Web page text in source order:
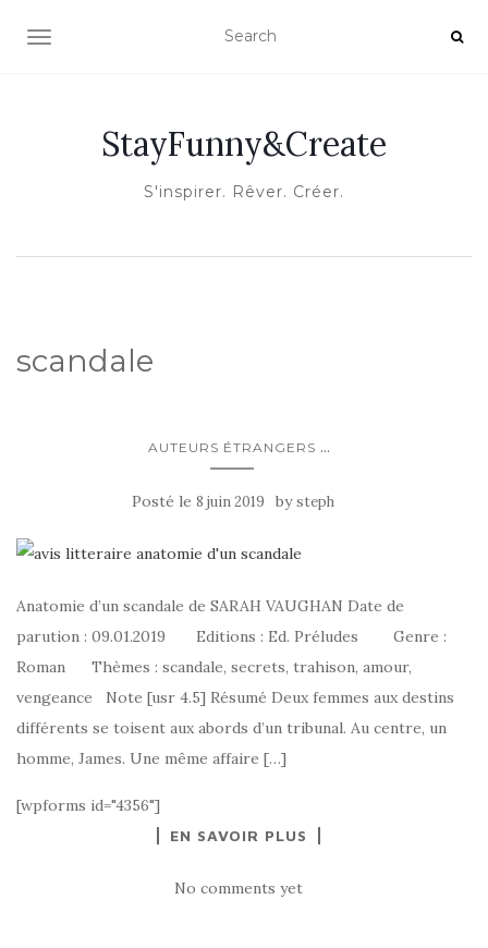
OUVRIR/FERMER LA NAVIGATION
StayFunny&Create
S'inspirer. Rêver. Créer.
scandale
AUTEURS ÉTRANGERS ...
Posté le 8 juin 2019 bysteph
Anatomie d’un scandale de SARAH VAUGHAN Date de
parution : 09.01.2019 Editions : Ed. Préludes Genre :
Roman Thèmes : scandale, secrets, trahison, amour,
vengeance Note [usr 4.5] Résumé Deux femmes aux destins
différents se toisent aux abords d’un tribunal. Au centre, un
homme, James. Une même affaire […]
[wpforms id="4356"]
EN SAVOIR PLUS
No comments yet